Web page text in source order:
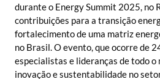
durante o Energy Summit 2025, no
contribuições para a transição
fortalecimento de uma matriz
no Brasil. O evento, que ocorre de
especialistas e lideranças de todo
inovação e sustentabilidade no